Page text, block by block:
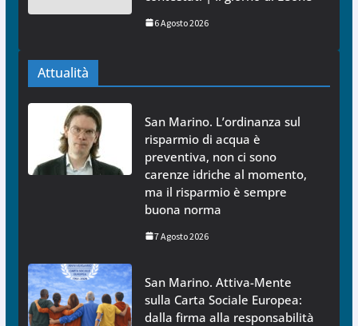
6 Agosto 2026
Attualità
San Marino. L’ordinanza sul
risparmio di acqua è
preventiva, non ci sono
carenze idriche al momento,
ma il risparmio è sempre
buona norma
7 Agosto 2026
San Marino. Attiva-Mente
sulla Carta Sociale Europea:
dalla firma alla responsabilità